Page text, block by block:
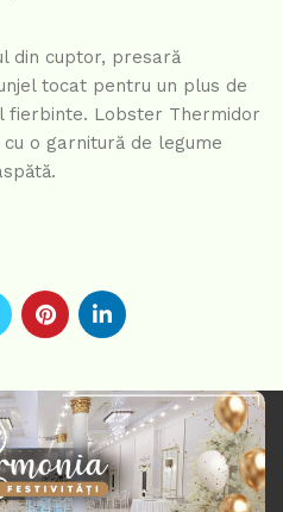
din cuptor, presară
tocat pentru un plus de
fierbinte. Lobster Thermidor
o garnitură de legume